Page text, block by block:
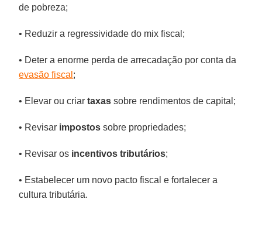
de pobreza;
• Reduzir a regressividade do mix fiscal;
• Deter a enorme perda de arrecadação por conta da
evasão fiscal ;
• Elevar ou criartaxas sobre rendimentos de capital;
• Revisar impostos sobre propriedades;
• Revisar os incentivos tributários;
• Estabelecer um novo pacto fiscal e fortalecer a
cultura tributária.